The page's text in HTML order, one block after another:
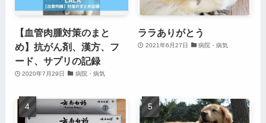
【血管肉腫対策のまと
め】抗がん剤、漢方、フ
ード、サプリの記録
2020年7月29日 病院・病気
ララありがとう
2021年6月27日 病院・病気